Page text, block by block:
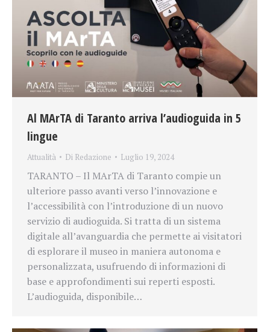
Al MArTA di Taranto arriva l’audioguida in 5
lingue
Attualità Di Redazione Luglio 19, 2024
TARANTO – Il MArTA di Taranto compie un
ulteriore passo avanti verso l’innovazione e
l’accessibilità con l’introduzione di un nuovo
servizio di audioguida. Si tratta di un sistema
digitale all’avanguardia che permette ai visitatori
di esplorare il museo in maniera autonoma e
personalizzata, usufruendo di informazioni di
base e approfondimenti sui reperti esposti.
L’audioguida, disponibile…